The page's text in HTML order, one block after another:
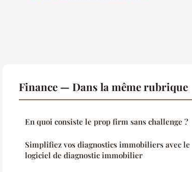
Finance — Dans la même rubrique
En quoi consiste le prop firm sans challenge ?
Simplifiez vos diagnostics immobiliers avec le
logiciel de diagnostic immobilier